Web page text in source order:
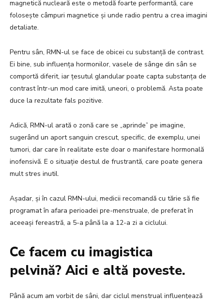
magnetică nucleară este o metodă foarte performantă, care
folosește câmpuri magnetice și unde radio pentru a crea imagini
detaliate.
Pentru sân, RMN-ul se face de obicei cu substanță de contrast.
Ei bine, sub influența hormonilor, vasele de sânge din sân se
comportă diferit, iar țesutul glandular poate capta substanța de
contrast într-un mod care imită, uneori, o problemă. Asta poate
duce la rezultate fals pozitive.
Adică, RMN-ul arată o zonă care se „aprinde” pe imagine,
sugerând un aport sanguin crescut, specific, de exemplu, unei
tumori, dar care în realitate este doar o manifestare hormonală
inofensivă. E o situație destul de frustrantă, care poate genera
mult stres inutil.
Așadar, și în cazul RMN-ului, medicii recomandă cu tărie să fie
programat în afara perioadei pre-menstruale, de preferat în
aceeași fereastră, a 5-a până la a 12-a zi a ciclului.
Ce facem cu imagistica
pelvină? Aici e altă poveste.
Până acum am vorbit de sâni, dar ciclul menstrual influențează